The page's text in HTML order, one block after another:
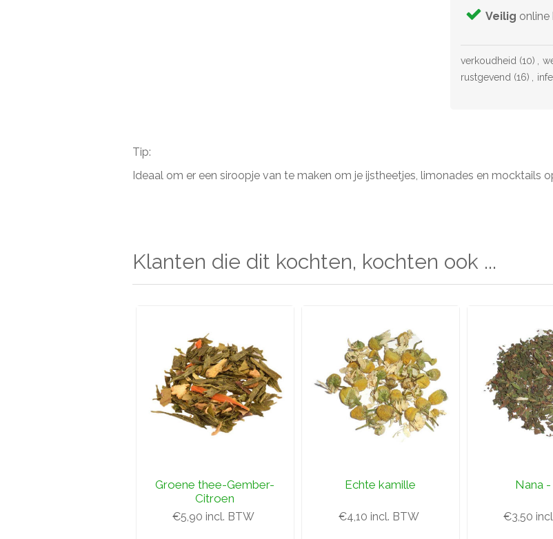
Veilig online
verkoudheid (10) ,
rustgevend (16) ,
Tip:
Ideaal om er een siroopje van te maken om je ijstheetjes, limonades en mocktails
Klanten die dit kochten, kochten ook ...
Groene thee-Gember-
Citroen
€5,90 incl. BTW
Echte kamille
€4,10 incl. BTW
Nana
€3,50